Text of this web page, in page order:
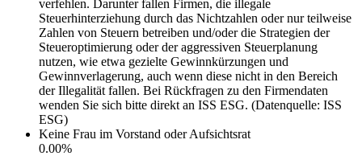
verfehlen. Darunter fallen Firmen, die illegale
Steuerhinterziehung durch das Nichtzahlen oder nur teilweise
Zahlen von Steuern betreiben und/oder die Strategien der
Steueroptimierung oder der aggressiven Steuerplanung
nutzen, wie etwa gezielte Gewinnkürzungen und
Gewinnverlagerung, auch wenn diese nicht in den Bereich
der Illegalität fallen. Bei Rückfragen zu den Firmendaten
wenden Sie sich bitte direkt an ISS ESG. (Datenquelle: ISS
ESG)
Keine Frau im Vorstand oder Aufsichtsrat
0.00%